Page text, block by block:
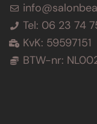
Tel: 06 23 74
KvK: 59597151
BTW-nr: